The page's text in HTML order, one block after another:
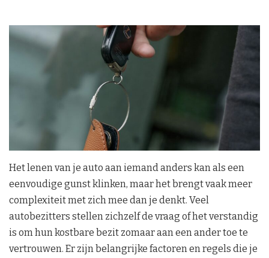
Het lenen van je auto aan iemand anders kan als een
eenvoudige gunst klinken, maar het brengt vaak meer
complexiteit met zich mee dan je denkt. Veel
autobezitters stellen zichzelf de vraag of het verstandig
is om hun kostbare bezit zomaar aan een ander toe te
vertrouwen. Er zijn belangrijke factoren en regels die je